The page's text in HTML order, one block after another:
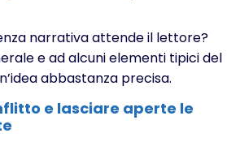
narrativa attende il lettore?
e ad alcuni elementi tipici del
abbastanza precisa.
e lasciare aperte le